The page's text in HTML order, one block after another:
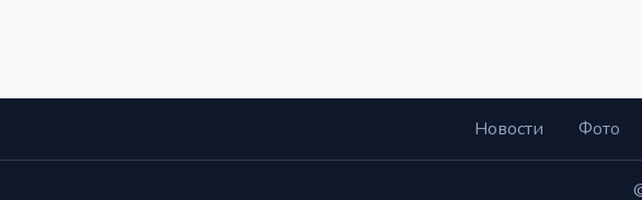
Новости Фото